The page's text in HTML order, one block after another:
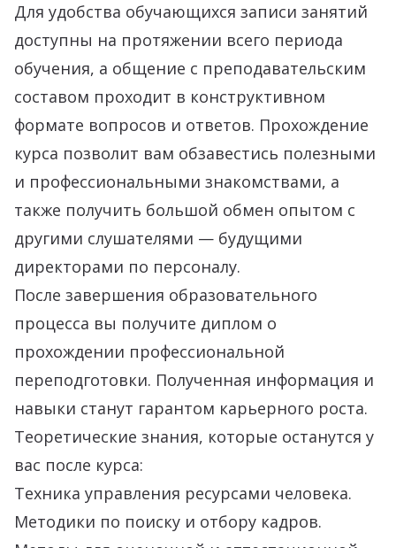
Для удобства обучающихся записи занятий
доступны на протяжении всего периода
обучения, а общение с преподавательским
составом проходит в конструктивном
формате вопросов и ответов. Прохождение
курса позволит вам обзавестись полезными
и профессиональными знакомствами, а
также получить большой обмен опытом с
другими слушателями — будущими
директорами по персоналу.
После завершения образовательного
процесса вы получите диплом о
прохождении профессиональной
переподготовки. Полученная информация и
навыки станут гарантом карьерного роста.
Теоретические знания, которые останутся у
вас после курса:
Техника управления ресурсами человека.
Методики по поиску и отбору кадров.